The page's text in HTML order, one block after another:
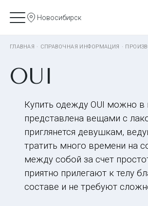
Новосибирск
ГЛАВНАЯ · СПРАВОЧНАЯ ИНФОРМАЦИЯ ·
OUI
Купить одежду OUI можно в
представлена вещами с
приглянется девушкам,
тратить много времени на
между собой за счет
приятно прилегают к телу
составе и не требуют